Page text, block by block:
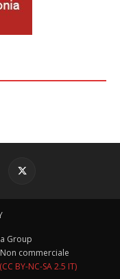
Group
commerciale
BY-NC-SA 2.5 IT)